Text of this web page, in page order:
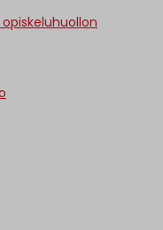
opiskeluhuollon